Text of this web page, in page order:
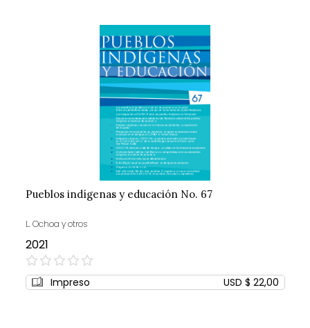
Pueblos indígenas y educación No. 67
L. Ochoa y otros
2021
0%
Impreso USD $ 22,00